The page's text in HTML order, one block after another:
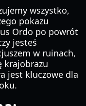
wszystko,
pokazu
Ordo po powrót
jesteś
w ruinach,
krajobrazu
jest kluczowe dla